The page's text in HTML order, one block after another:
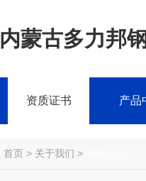
内蒙古多力邦
资质证书 产品
首页 > 关于我们 >